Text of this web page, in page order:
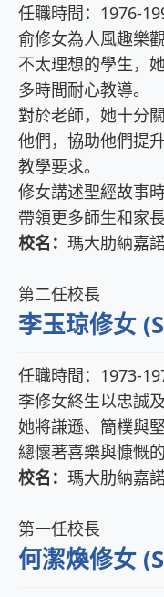
任職時間：1976-
俞修女為人風趣樂
不太理想的學生，
多時間耐心教導。
對於老師，她十分
他們，協助他們提
教學要求。
修女講述聖經故事
帶領更多師生和家
校名： 瑪大肋納嘉
第二任校長
李玉琼修女
任職時間：1973-
李修女終生以忠誠
她將謙遜、簡樸與
總懷著喜樂與慷慨
校名： 瑪大肋納嘉
第一任校長
何潔煥修女